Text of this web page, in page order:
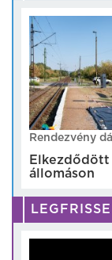
Rendezvény
Elkezdődött
állomáson